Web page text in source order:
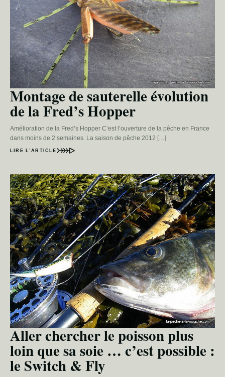
Montage de sauterelle évolution
de la Fred’s Hopper
Amélioration de la Fred’s Hopper C’est l’ouverture de la pêche en France
dans moins de 2 semaines. La saison de pêche 2012 […]
LIRE L’ARTICLE
Aller chercher le poisson plus
loin que sa soie … c’est possible :
le Switch & Fly